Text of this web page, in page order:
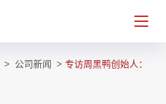
> 公司新闻 > 专访周黑鸭创始人：